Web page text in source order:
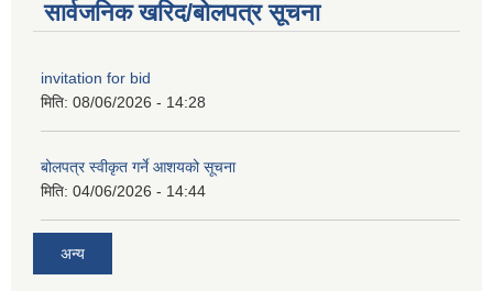
सार्वजनिक खरिद/बोलपत्र सूचना
invitation for bid
मिति: 08/06/2026 - 14:28
बोलपत्र स्वीकृत गर्ने आशयको सूचना
मिति: 04/06/2026 - 14:44
अन्य